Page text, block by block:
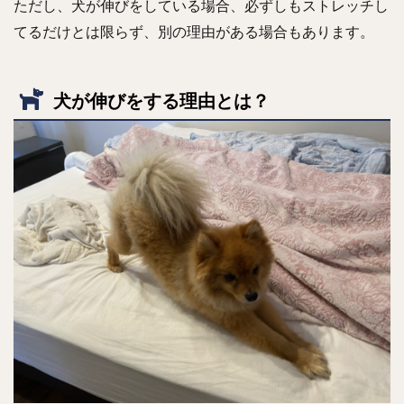
ただし、犬が伸びをしている場合、必ずしもストレッチし
てるだけとは限らず、別の理由がある場合もあります。
犬が伸びをする理由とは？